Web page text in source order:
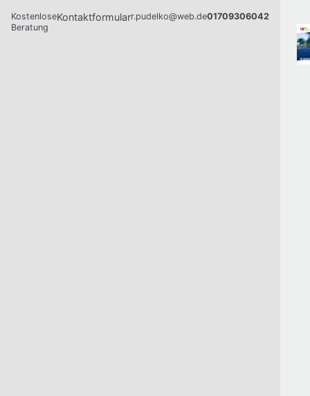
Kostenlose
Beratung
Kontaktformularr.pudelko@web.de01709306042